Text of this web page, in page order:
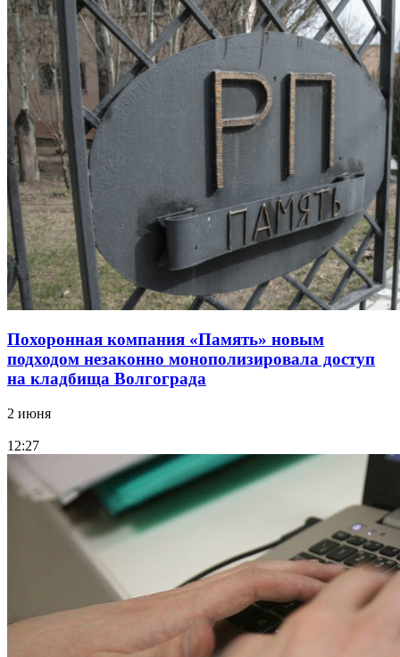
Похоронная компания «Память» новым
подходом незаконно монополизировала доступ
на кладбища Волгограда
2 июня
12:27